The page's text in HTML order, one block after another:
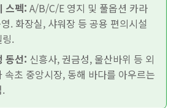
스펙: A/B/C/E 영지 및 풀옵션 카라
. 화장실, 샤워장 등 공용 편의시설
.
동선: 신흥사, 권금성, 울산바위 등 외
속초 중앙시장, 동해 바다를 아우르는
.